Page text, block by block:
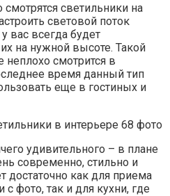
светильники на
световой поток
вас всегда будет
на нужной высоте. Такой
неплохо смотрится в
время данный тип
еще в гостиных и
удивительного – в плане
современно, стильно и
достаточно как для приема
фото, так и для кухни, где